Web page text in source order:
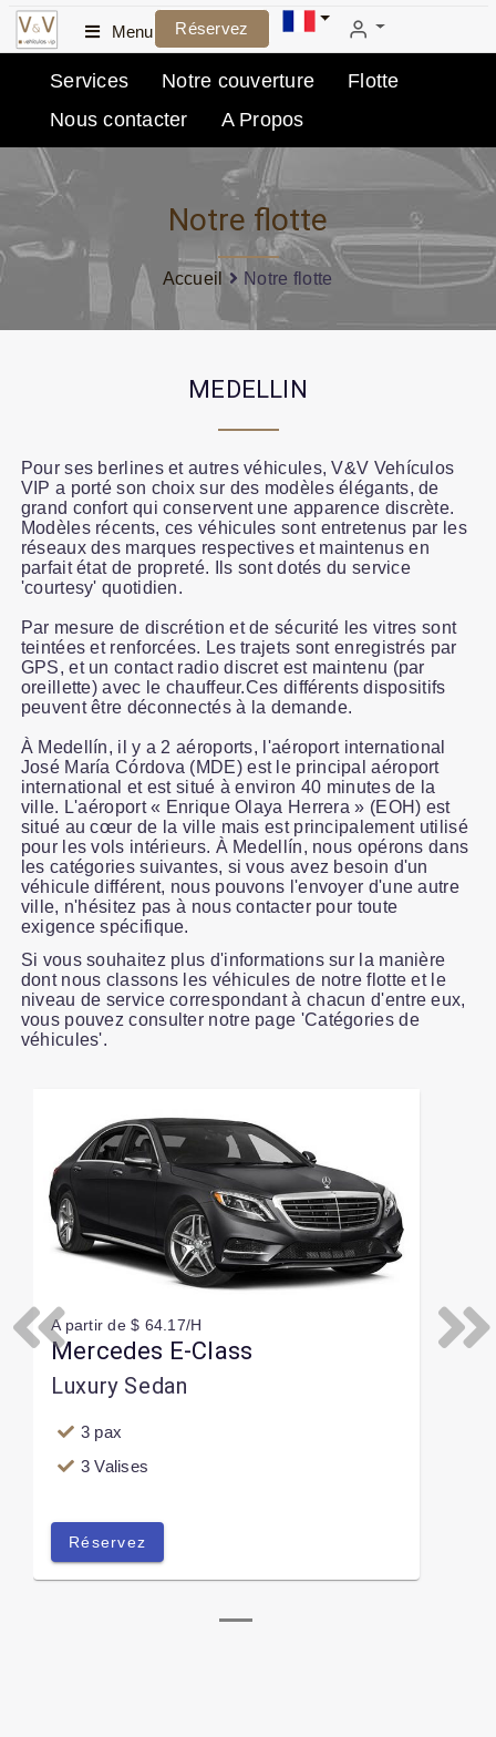
Menu Réservez
Services Notre couverture
Flotte
Nous contacter
A Propos
Notre flotte
Accueil Notre flotte
MEDELLIN
Pour ses berlines et autres véhicules, V&V Vehículos
VIP a porté son choix sur des modèles élégants, de
grand confort qui conservent une apparence discrète.
Modèles récents, ces véhicules sont entretenus par les
réseaux des marques respectives et maintenus en
parfait état de propreté. Ils sont dotés du service
'courtesy' quotidien.
Par mesure de discrétion et de sécurité les vitres sont
teintées et renforcées. Les trajets sont enregistrés par
GPS, et un contact radio discret est maintenu (par
oreillette) avec le chauffeur.Ces différents dispositifs
peuvent être déconnectés à la demande.
À Medellín, il y a 2 aéroports, l'aéroport international
José María Córdova (MDE) est le principal aéroport
international et est situé à environ 40 minutes de la
ville. L'aéroport « Enrique Olaya Herrera » (EOH) est
situé au cœur de la ville mais est principalement utilisé
pour les vols intérieurs. À Medellín, nous opérons dans
les catégories suivantes, si vous avez besoin d'un
véhicule différent, nous pouvons l'envoyer d'une autre
ville, n'hésitez pas à nous contacter pour toute
exigence spécifique.
Si vous souhaitez plus d'informations sur la manière
dont nous classons les véhicules de notre flotte et le
niveau de service correspondant à chacun d'entre eux,
vous pouvez consulter notre page 'Catégories de
véhicules'.
A partir de $ 64.17/H
Mercedes E-Class
Luxury Sedan
3 pax
3 Valises
Réservez
Previous Next